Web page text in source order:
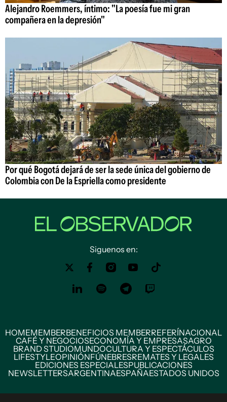
Alejandro Roemmers, íntimo: "La poesía fue mi gran
compañera en la depresión"
Por qué Bogotá dejará de ser la sede única del gobierno de
Colombia con De la Espriella como presidente
Siguenos en:
HOMEMEMBERBENEFICIOS MEMBERREFERÍNACIONAL
CAFÉ Y NEGOCIOSECONOMÍA Y EMPRESASAGRO
BRAND STUDIOMUNDOCULTURA Y ESPECTÁCULOS
LIFESTYLEOPINIÓNFÚNEBRESREMATES Y LEGALES
EDICIONES ESPECIALESPUBLICACIONES
NEWSLETTERSARGENTINAESPAÑAESTADOS UNIDOS